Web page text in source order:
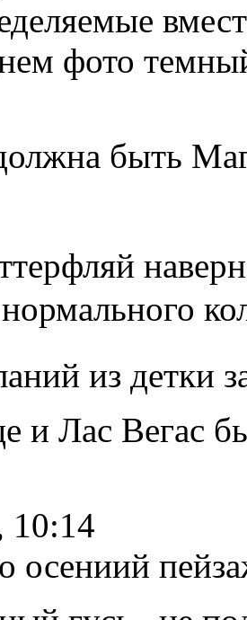
фото
быть
из детки
и Лас Вегас
10:14
осениий